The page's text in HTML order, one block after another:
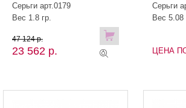
Серьги арт.0179
Вес 1.8 гр.
23 562 р.
47 124 р.
Серьги
Вес 5.08
ЦЕНА